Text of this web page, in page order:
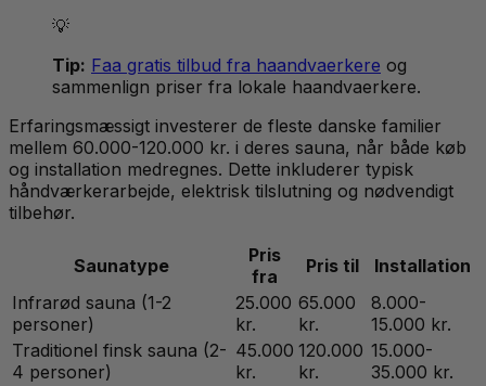
💡
Tip: Faa gratis tilbud fra haandvaerkere og
sammenlign priser fra lokale haandvaerkere.
Erfaringsmæssigt investerer de fleste danske familier
mellem 60.000-120.000 kr. i deres sauna, når både køb
og installation medregnes. Dette inkluderer typisk
håndværkerarbejde, elektrisk tilslutning og nødvendigt
tilbehør.
Saunatype
Pris
fra
Pris til
Installation
Infrarød sauna (1-2
personer)
25.000
kr.
65.000
kr.
8.000-
15.000 kr.
Traditionel finsk sauna (2-
4 personer)
45.000
kr.
120.000
kr.
15.000-
35.000 kr.